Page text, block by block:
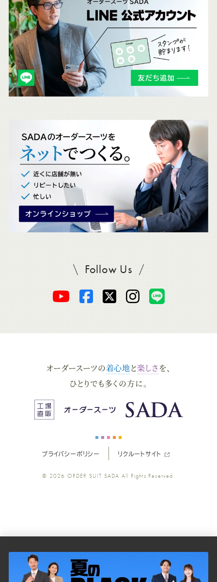
ち
ら
も
チ
ェ
Follow UsSADAをフォロー
オ
ー
ス
ツ
式
オ
ー
ス
ー
式
オ
ー
ス
ー
ツ
式
オ
ー
ス
ツ
式
ス
ツ
式
オーダースーツの着心地と楽しさ を、
ひとりでも多くの方に。
プライバシーポリシー リクルートサイト
© 2026 ORDER SUIT SADA All Rights Reserved.